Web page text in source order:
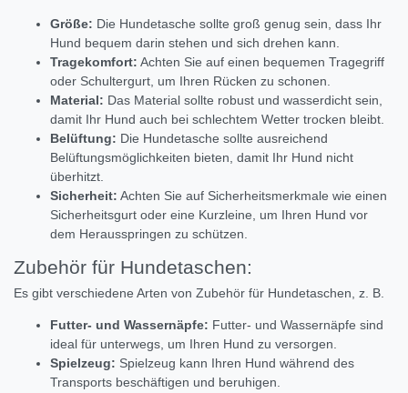
Größe: Die Hundetasche sollte groß genug sein, dass Ihr
Hund bequem darin stehen und sich drehen kann.
Tragekomfort: Achten Sie auf einen bequemen Tragegriff
oder Schultergurt, um Ihren Rücken zu schonen.
Material: Das Material sollte robust und wasserdicht sein,
damit Ihr Hund auch bei schlechtem Wetter trocken bleibt.
Belüftung: Die Hundetasche sollte ausreichend
Belüftungsmöglichkeiten bieten, damit Ihr Hund nicht
überhitzt.
Sicherheit: Achten Sie auf Sicherheitsmerkmale wie einen
Sicherheitsgurt oder eine Kurzleine, um Ihren Hund vor
dem Herausspringen zu schützen.
Zubehör für Hundetaschen:
Es gibt verschiedene Arten von Zubehör für Hundetaschen, z. B.
Futter- und Wassernäpfe: Futter- und Wassernäpfe sind
ideal für unterwegs, um Ihren Hund zu versorgen.
Spielzeug: Spielzeug kann Ihren Hund während des
Transports beschäftigen und beruhigen.